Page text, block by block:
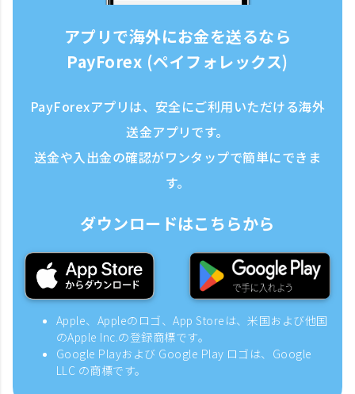
アプリで海外にお金を送るなら
PayForex (ペイフォレックス)
PayForexアプリは、安全にご利用いただける海外
送金アプリです。
送金や入出金の確認がワンタップで簡単にできま
す。
ダウンロードはこちらから
Apple、Appleのロゴ、App Storeは、米国および他国
のApple Inc.の登録商標です。
Google Playおよび Google Play ロゴは、Google
LLC の商標です。